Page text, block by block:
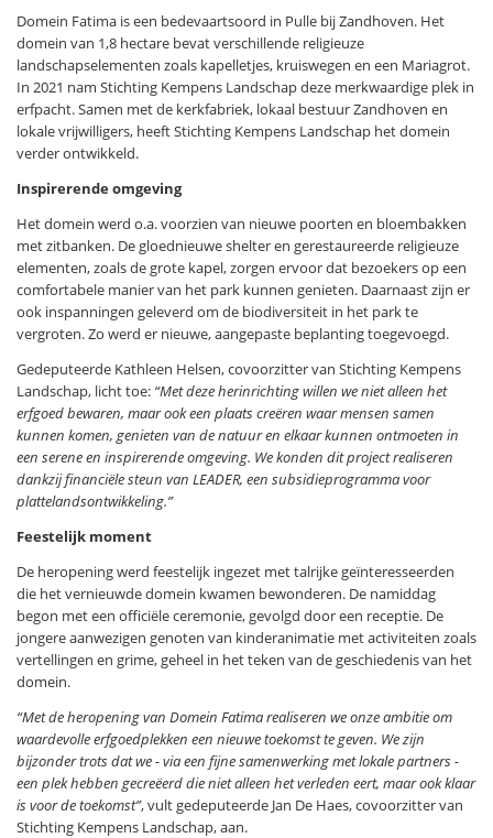
Domein Fatima is een bedevaartsoord in Pulle bij Zandhoven. Het
domein van 1,8 hectare bevat verschillende religieuze
landschapselementen zoals kapelletjes, kruiswegen en een Mariagrot.
In 2021 nam Stichting Kempens Landschap deze merkwaardige plek in
erfpacht. Samen met de kerkfabriek, lokaal bestuur Zandhoven en
lokale vrijwilligers, heeft Stichting Kempens Landschap het domein
verder ontwikkeld.
Inspirerende omgeving
Het domein werd o.a. voorzien van nieuwe poorten en bloembakken
met zitbanken. De gloednieuwe shelter en gerestaureerde religieuze
elementen, zoals de grote kapel, zorgen ervoor dat bezoekers op een
comfortabele manier van het park kunnen genieten. Daarnaast zijn er
ook inspanningen geleverd om de biodiversiteit in het park te
vergroten. Zo werd er nieuwe, aangepaste beplanting toegevoegd.
Gedeputeerde Kathleen Helsen, covoorzitter van Stichting Kempens
Landschap, licht toe: “Met deze herinrichting willen we niet alleen het
erfgoed bewaren, maar ook een plaats creëren waar mensen samen
kunnen komen, genieten van de natuur en elkaar kunnen ontmoeten in
een serene en inspirerende omgeving. We konden dit project realiseren
dankzij financiële steun van LEADER, een subsidieprogramma voor
plattelandsontwikkeling.”
Feestelijk moment
De heropening werd feestelijk ingezet met talrijke geïnteresseerden
die het vernieuwde domein kwamen bewonderen. De namiddag
begon met een officiële ceremonie, gevolgd door een receptie. De
jongere aanwezigen genoten van kinderanimatie met activiteiten zoals
vertellingen en grime, geheel in het teken van de geschiedenis van het
domein.
“Met de heropening van Domein Fatima realiseren we onze ambitie om
waardevolle erfgoedplekken een nieuwe toekomst te geven. We zijn
bijzonder trots dat we - via een fijne samenwerking met lokale partners -
een plek hebben gecreëerd die niet alleen het verleden eert, maar ook klaar
is voor de toekomst”, vult gedeputeerde Jan De Haes, covoorzitter van
Stichting Kempens Landschap, aan.